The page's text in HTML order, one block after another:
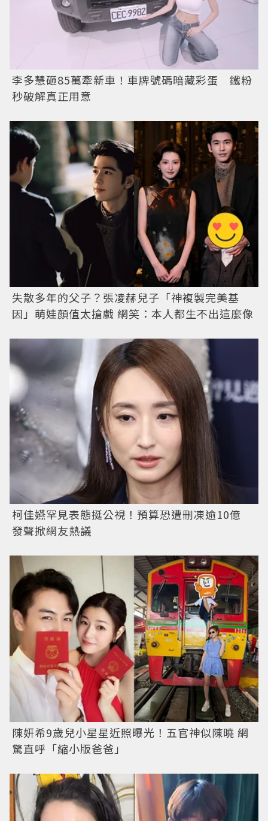
李多慧砸85萬牽新車！車牌號碼暗藏彩蛋 鐵粉
秒破解真正用意
失散多年的父子？張凌赫兒子「神複製完美基
因」萌娃顏值太搶戲 網笑：本人都生不出這麼像
柯佳嬿罕見表態挺公視！預算恐遭刪凍逾10億
發聲掀網友熱議
陳妍希9歲兒小星星近照曝光！五官神似陳曉 網
驚直呼「縮小版爸爸」